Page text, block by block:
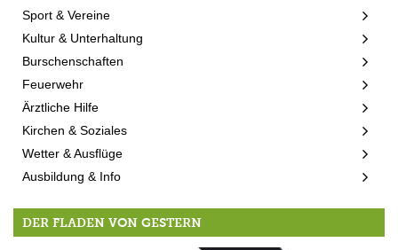
Sport & Vereine
Kultur & Unterhaltung
Burschenschaften
Feuerwehr
Ärztliche Hilfe
Kirchen & Soziales
Wetter & Ausflüge
Ausbildung & Info
DER FLADEN VON GESTERN